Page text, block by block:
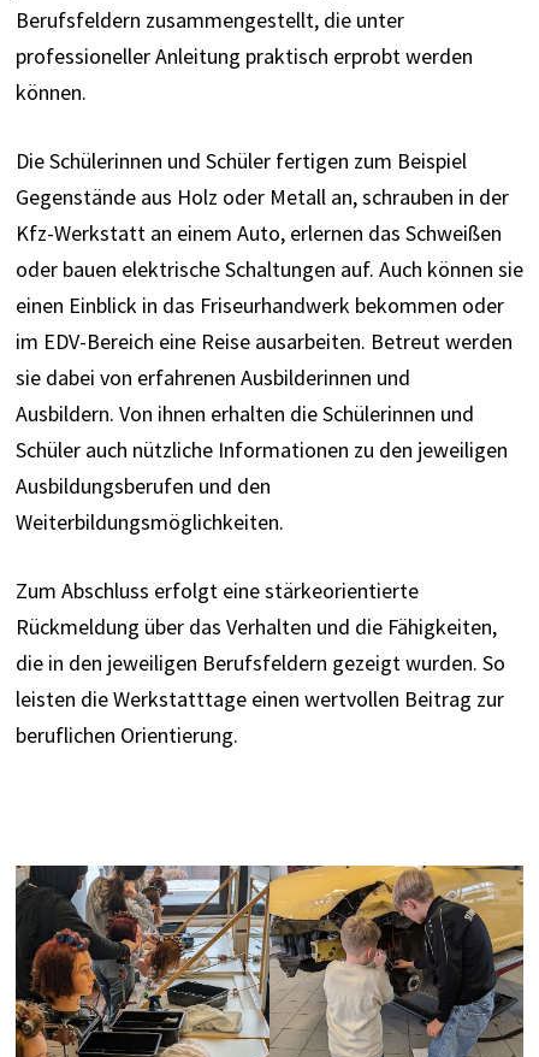
Berufsfeldern zusammengestellt, die unter
professioneller Anleitung praktisch erprobt werden
können.
Die Schülerinnen und Schüler fertigen zum Beispiel
Gegenstände aus Holz oder Metall an, schrauben in der
Kfz-Werkstatt an einem Auto, erlernen das Schweißen
oder bauen elektrische Schaltungen auf. Auch können sie
einen Einblick in das Friseurhandwerk bekommen oder
im EDV-Bereich eine Reise ausarbeiten. Betreut werden
sie dabei von erfahrenen Ausbilderinnen und
Ausbildern. Von ihnen erhalten die Schülerinnen und
Schüler auch nützliche Informationen zu den jeweiligen
Ausbildungsberufen und den
Weiterbildungsmöglichkeiten.
Zum Abschluss erfolgt eine stärkeorientierte
Rückmeldung über das Verhalten und die Fähigkeiten,
die in den jeweiligen Berufsfeldern gezeigt wurden. So
leisten die Werkstatttage einen wertvollen Beitrag zur
beruflichen Orientierung.